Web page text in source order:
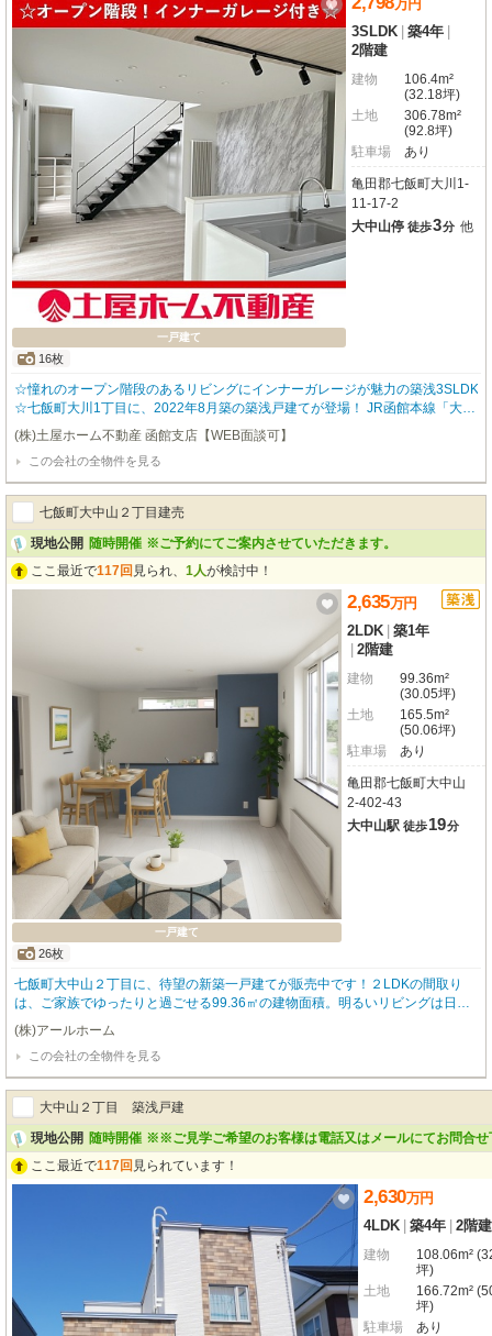
一戸建て
16枚
万円
3SLDK 築4年
2階建
建物
106.4m²
(32.18坪)
土地
306.78m²
(92.8坪)
駐車場
あり
亀田郡七飯町大川1-
11-17-2
大中山停 徒歩3分 他
☆憧れのオープン階段のあるリビングにインナーガレージが魅力の築浅3SLDK
☆七飯町大川1丁目に、2022年8月築の築浅戸建てが登場！ JR函館本線「大中
山」駅まで徒歩10分、函館バス「大中山」停までは徒歩3分と、通勤通学にも
便利な立地です。 ご家族のびのび暮らせる3SLDKの間取り。ウォークインク
ローゼットやシューズインクローゼットなど収納も充実しており、お部屋をす
っきりと保てます。 システムキッチンにはIHクッキングヒーターを搭載。追
い焚き機能付きのお風呂や温水洗浄トイレ、エアコンも完備で快適な毎日をサ
ポートします。開放感のある吹き抜けもこの住まいの魅力です。 敷地内には
嬉しい駐車場3台分のスペースがあり、お車をお持ちのご家庭にも便利。七飯
町立大中山小学校まで徒歩5分なので、お子様の通学も安心です。 閑静な住宅
街で、新しい生活を始めてみませんか？ ぜひ一度、現地でこの住まいの魅力
を感じてください。お問い合わせをお待ちしております！
(株)土屋ホーム不動産 函館支店【WEB面談可】
この会社の全物件を見る
七飯町大中山２丁目建売
現地公開 随時開催 ※ご予約にてご案内させていただきます。
ここ最近で117回 見られ、 1人が検討中！
一戸建て
26枚
2,635万円
2LDK 築1年
2階建
建物
99.36m²
(30.05坪)
土地
165.5m²
(50.06坪)
駐車場
あり
亀田郡七飯町大中山
2-402-43
大中山駅 徒歩19分
七飯町大中山２丁目に、待望の新築一戸建てが販売中です！２LDKの間取り
は、ご家族でゆったりと過ごせる99.36㎡の建物面積。明るいリビングは日当
たりもよく、開放的な角地で心地よい暮らしを実感できます。設備も充実して
おり、システムキッチン、3口コンロ、広々1坪以上の浴室、温水洗浄トイレ、
シャワー付洗面化粧台など、日々の快適さをサポート。全居室収納に加え、納
戸やシューズボックスもあり、収納力も期待できます。お車2台分の駐車スペ
ースも確保されています。周辺環境は、大中山小学校まで徒歩9分、大中山中
学校まで徒歩10分、大中山保育所まで徒歩6分と、お子様の通学・通園に配慮
された立地です。JR函館本線 大中山駅までは徒歩19分。コンビニや郵便局、
銀行なども近く、生活利便性も良好です。ご内覧はご予約にて承っておりま
す。この機会に、ぜひ現地で住まいをご体感ください。お気軽にお問い合わせ
(株)アールホーム
この会社の全物件を見る
大中山２丁目 築浅戸建
現地公開 随時開催 ※※ご見学ご希望のお客様は電話又はメールにてお問合せ
ここ最近で117回 見られています！
2,630万円
4LDK 築4年 2階建
建物
108.06m²
坪)
土地
166.72m²
坪)
駐車場
あり